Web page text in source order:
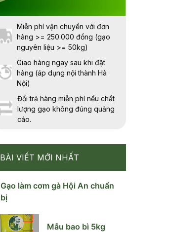
Miễn phí vận chuyển với đơn
hàng >= 250.000 đồng (gạo
nguyên liệu >= 50kg)
Giao hàng ngay sau khi đặt
hàng (áp dụng nội thành Hà
Nội)
Đổi trả hàng miễn phí nếu chất
lượng gạo không đúng quảng
cáo.
BÀI VIẾT MỚI NHẤT
Gạo làm cơm gà Hội An chuẩn
bị
Mẫu bao bì 5kg